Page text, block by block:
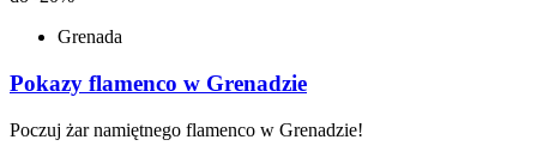
Grenada
Pokazy flamenco w Grenadzie
Poczuj żar namiętnego flamenco w Grenadzie!